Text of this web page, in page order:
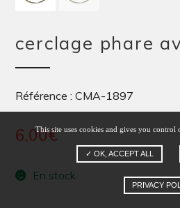
cerclage phare
Référence : CMA-1897
6,00€
En stock
This site uses cookies and gives you
✓ OK, ACCEPT ALL
PRIVACY